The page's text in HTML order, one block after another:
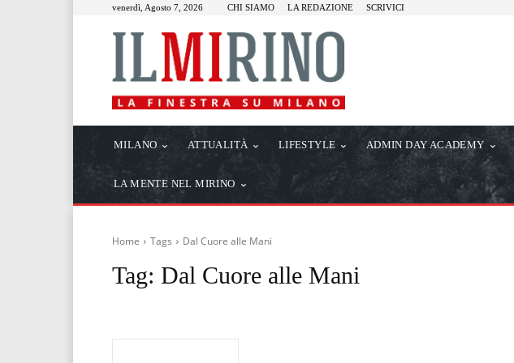
venerdì, Agosto 7, 2026 CHI SIAMO LA REDAZIONE SCRIVICI
MILANO ATTUALITÀ LIFESTYLE ADMIN DAY ACADEMY
LA MENTE NEL MIRINO
Home Tags Dal Cuore alle Mani
Tag: Dal Cuore alle Mani